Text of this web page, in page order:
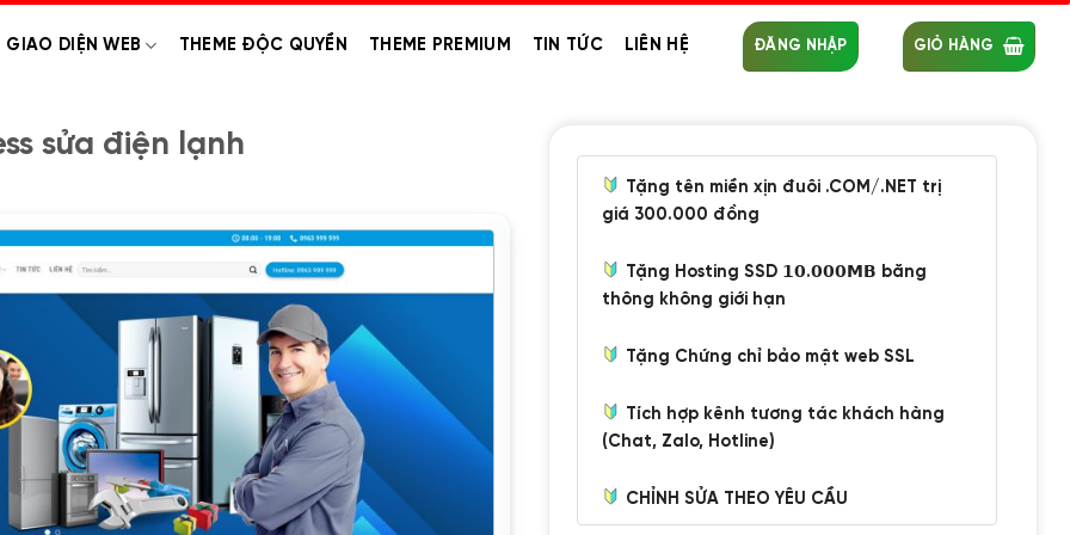
GIAO DIỆN WEB THEME ĐỘC QUYỀN THEME PREMIUM TIN TỨC LIÊN HỆ ĐĂNG NHẬP GIỎ HÀNG
sửa điện lạnh
Tặng tên miền xịn đuôi .COM/.NET trị
giá 300.000 đồng
Tặng Hosting SSD 𝟭𝟬.𝟬𝟬𝟬𝗠𝗕 băng
thông không giới hạn
Tặng Chứng chỉ bảo mật web SSL
Tích hợp kênh tương tác khách hàng
(Chat, Zalo, Hotline)
CHỈNH SỬA THEO YÊU CẦU